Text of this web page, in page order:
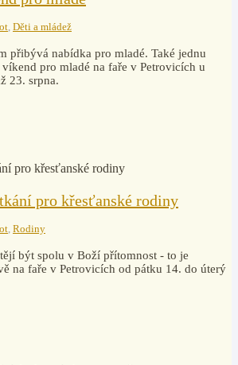
, Děti a mládež
přibývá nabídka pro mladé. Také jednu
pro mladé na faře v Petrovicích u
23. srpna.
pro křesťanské rodiny
, Rodiny
být spolu v Boží přítomnost - to je
na faře v Petrovicích od pátku 14. do úterý